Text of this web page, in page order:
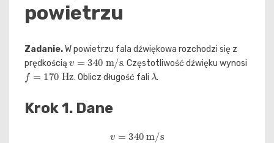
powietrzu
Zadanie.W powietrzu fala dźwiękowa rozchodzi się z
prędkością
v 340 m/s
. Częstotliwość dźwięku wynosi
f=170 Hz
. Oblicz długość fali
λ
.
Krok 1. Dane
v 340 m/s